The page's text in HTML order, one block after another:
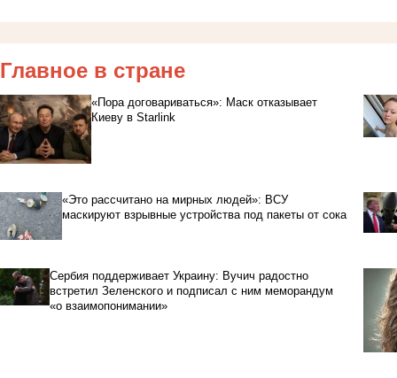
Главное в стране
«Пора договариваться»: Маск отказывает
Киеву в Starlink
«Это рассчитано на мирных людей»: ВСУ
маскируют взрывные устройства под пакеты от сока
Сербия поддерживает Украину: Вучич радостно
встретил Зеленского и подписал с ним меморандум
«о взаимопонимании»